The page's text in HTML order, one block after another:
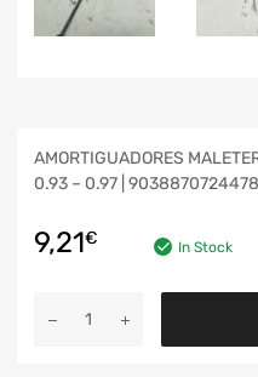
AMORTIGUADORES
0.93 – 0.97 | 9038870724478
9,21€ In Stock